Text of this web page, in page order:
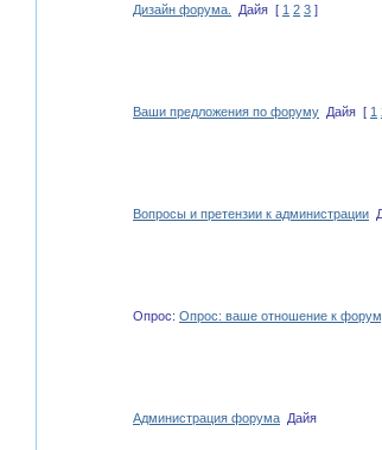
Дизайн форума. Дайя [ 1 2 3 ]
Ваши предложения по форуму Дайя [ 1
Вопросы и претензии к администрации
Опрос: Опрос: ваше отношение к
Администрация форума Дайя